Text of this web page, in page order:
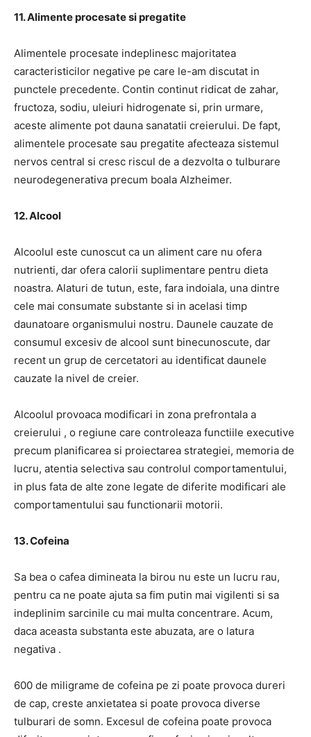
11. Alimente procesate si pregatite
Alimentele procesate indeplinesc majoritatea
caracteristicilor negative pe care le-am discutat in
punctele precedente. Contin continut ridicat de zahar,
fructoza, sodiu, uleiuri hidrogenate si, prin urmare,
aceste alimente pot dauna sanatatii creierului. De fapt,
alimentele procesate sau pregatite afecteaza sistemul
nervos central si cresc riscul de a dezvolta o tulburare
neurodegenerativa precum boala Alzheimer.
12. Alcool
Alcoolul este cunoscut ca un aliment care nu ofera
nutrienti, dar ofera calorii suplimentare pentru dieta
noastra. Alaturi de tutun, este, fara indoiala, una dintre
cele mai consumate substante si in acelasi timp
daunatoare organismului nostru. Daunele cauzate de
consumul excesiv de alcool sunt binecunoscute, dar
recent un grup de cercetatori au identificat daunele
cauzate la nivel de creier.
Alcoolul provoaca modificari in zona prefrontala a
creierului , o regiune care controleaza functiile executive
precum planificarea si proiectarea strategiei, memoria de
lucru, atentia selectiva sau controlul comportamentului,
in plus fata de alte zone legate de diferite modificari ale
comportamentului sau functionarii motorii.
13. Cofeina
Sa bea o cafea dimineata la birou nu este un lucru rau,
pentru ca ne poate ajuta sa fim putin mai vigilenti si sa
indeplinim sarcinile cu mai multa concentrare. Acum,
daca aceasta substanta este abuzata, are o latura
negativa .
600 de miligrame de cofeina pe zi poate provoca dureri
de cap, creste anxietatea si poate provoca diverse
tulburari de somn. Excesul de cofeina poate provoca